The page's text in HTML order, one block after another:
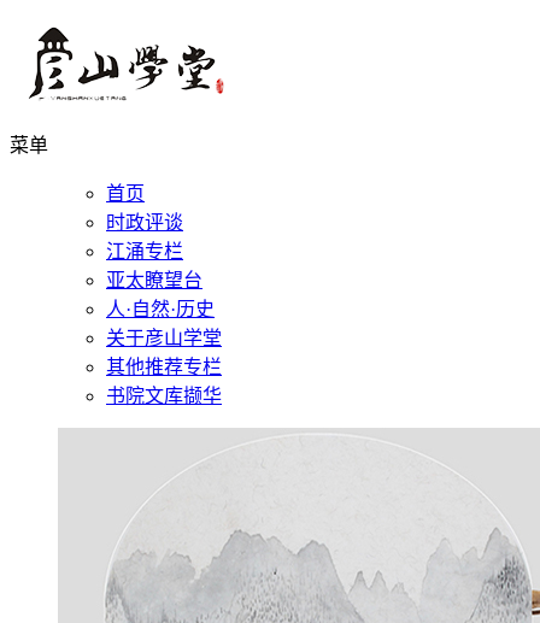
菜单
首页
时政评谈
江涌专栏
亚太瞭望台
人·自然·历史
关于彦山学堂
其他推荐专栏
书院文库撷华